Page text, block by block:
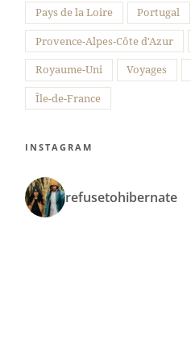
Pays de la Loire Portugal
Provence-Alpes-Côte d'Azur
Royaume-Uni Voyages
Île-de-France
INSTAGRAM
refusetohibernate